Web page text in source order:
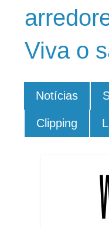
Viva o
Notícias
Clipping